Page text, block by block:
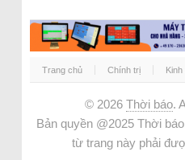
Trang chủ Chính trị Kinh
© 2026 Thời báo.
Bản quyền @2025 Thời
từ trang này phải